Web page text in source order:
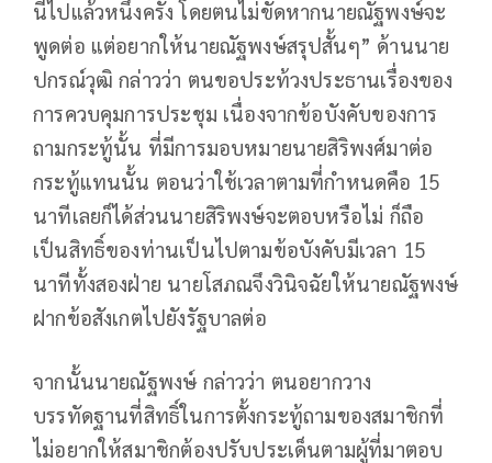
นี้ไปแล้วหนึ่งครั้ง โดยตนไม่ขัดหากนายณัฐพงษ์จะ
พูดต่อ แต่อยากให้นายณัฐพงษ์สรุปสั้นๆ” ด้านนาย
ปกรณ์วุฒิ กล่าวว่า ตนขอประท้วงประธานเรื่องของ
การควบคุมการประชุม เนื่องจากข้อบังคับของการ
ถามกระทู้นั้น ที่มีการมอบหมายนายสิริพงศ์มาต่อ
กระทู้แทนนั้น ตอนว่าใช้เวลาตามที่กำหนดคือ 15
นาทีเลยก็ได้ส่วนนายสิริพงษ์จะตอบหรือไม่ ก็ถือ
เป็นสิทธิ์ของท่านเป็นไปตามข้อบังคับมีเวลา 15
นาทีทั้งสองฝ่าย นายโสภณจึงวินิจฉัยให้นายณัฐพงษ์
ฝากข้อสังเกตไปยังรัฐบาลต่อ
จากนั้นนายณัฐพงษ์ กล่าวว่า ตนอยากวาง
บรรทัดฐานที่สิทธิ์ในการตั้งกระทู้ถามของสมาชิกที่
ไม่อยากให้สมาชิกต้องปรับประเด็นตามผู้ที่มาตอบ